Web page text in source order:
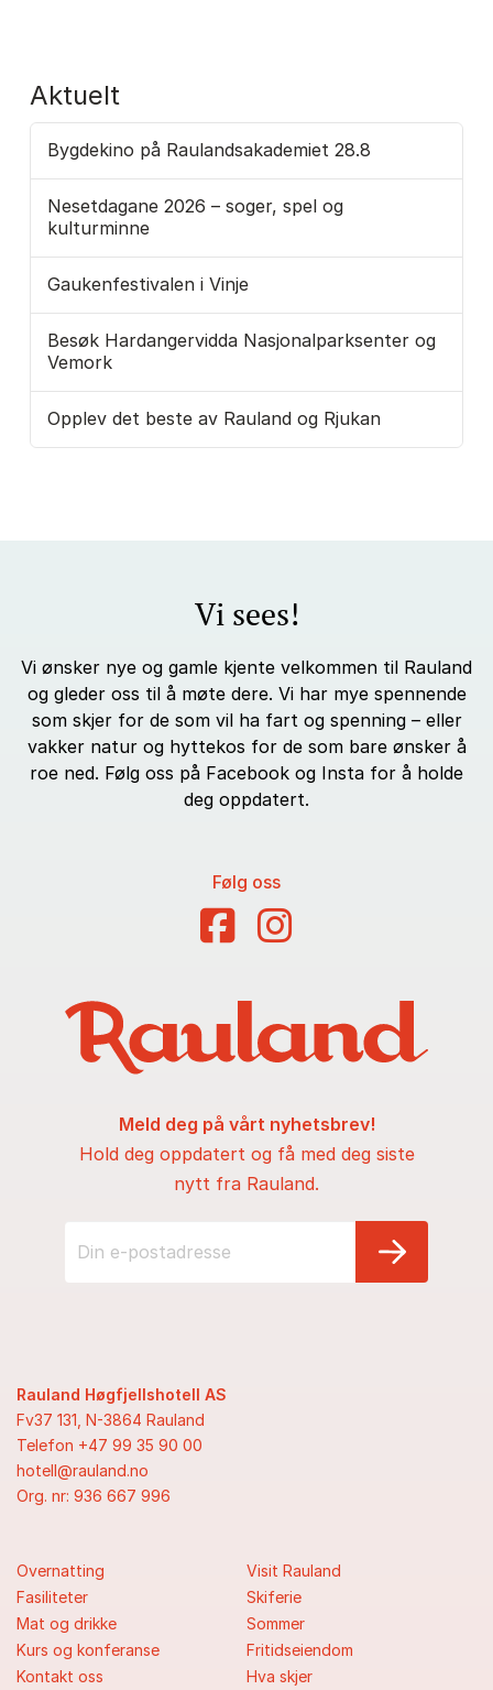
Aktuelt
Bygdekino på Raulandsakademiet 28.8
Nesetdagane 2026 – soger, spel og
kulturminne
Gaukenfestivalen i Vinje
Besøk Hardangervidda Nasjonalparksenter og
Vemork
Opplev det beste av Rauland og Rjukan
Vi sees!
Vi ønsker nye og gamle kjente velkommen til Rauland
og gleder oss til å møte dere. Vi har mye spennende
som skjer for de som vil ha fart og spenning – eller
vakker natur og hyttekos for de som bare ønsker å
roe ned. Følg oss på Facebook og Insta for å holde
deg oppdatert.
Følg oss
Rauland Høgfjellshotell AS
Fv37 131, N-3864 Rauland
Telefon +47 99 35 90 00
hotell@rauland.no
Org. nr: 936 667 996
Overnatting
Fasiliteter
Mat og drikke
Kurs og konferanse
Kontakt oss
Visit Rauland
Skiferie
Sommer
Fritidseiendom
Hva skjer
Meld deg på vårt nyhetsbrev!
Hold deg oppdatert og få med deg siste
nytt fra Rauland.